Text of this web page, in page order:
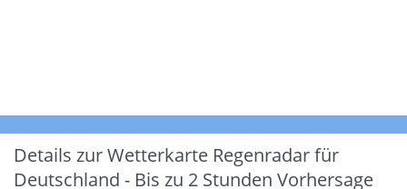
Details zur Wetterkarte Regenradar für
Deutschland - Bis zu 2 Stunden Vorhersage